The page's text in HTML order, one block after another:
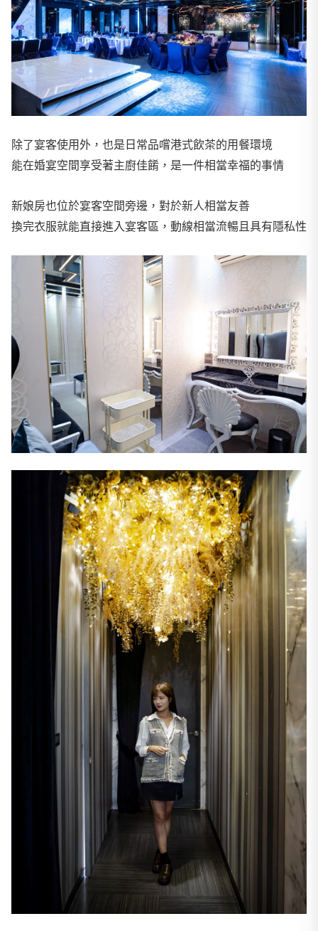
除了宴客使用外，也是日常品嚐港式飲茶的用餐環境
能在婚宴空間享受著主廚佳餚，是一件相當幸福的事情
新娘房也位於宴客空間旁邊，對於新人相當友善
換完衣服就能直接進入宴客區，動線相當流暢且具有隱私性